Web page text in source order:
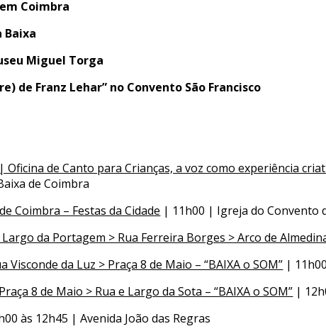
Coimbra
Baixa
Miguel Torga
de Franz Lehar” no Convento São Francisco
de Canto para Crianças, a voz como experiência
de Coimbra
Coimbra – Festas da Cidade | 11h00 | Igreja do Convento
da Portagem > Rua Ferreira Borges > Arco de
Visconde da Luz > Praça 8 de Maio – “BAIXA o SOM” |
8 de Maio > Rua e Largo da Sota – “BAIXA o SOM” |
às 12h45 | Avenida João das Regras